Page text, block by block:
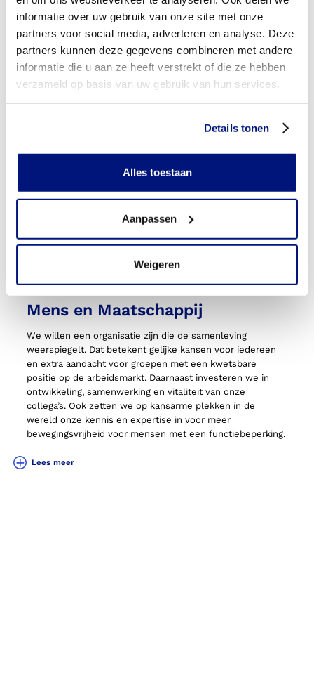
informatie over uw gebruik van onze site met onze
partners voor social media, adverteren en analyse. Deze
partners kunnen deze gegevens combineren met andere
informatie die u aan ze heeft verstrekt of die ze hebben
verzameld op basis van uw gebruik van hun services.
Details tonen
Alles toestaan
Aanpassen
Weigeren
Lees meer
Mens en Maatschappij
We willen een organisatie zijn die de samenleving
weerspiegelt. Dat betekent gelijke kansen voor iedereen
en extra aandacht voor groepen met een kwetsbare
positie op de arbeidsmarkt. Daarnaast investeren we in
ontwikkeling, samenwerking en vitaliteit van onze
collega’s. Ook zetten we op kansarme plekken in de
wereld onze kennis en expertise in voor meer
bewegingsvrijheid voor mensen met een functiebeperking.
Lees meer